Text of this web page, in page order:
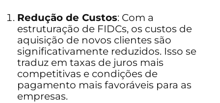
Redução de Custos: Com a
estruturação de FIDCs, os custos de
aquisição de novos clientes são
significativamente reduzidos. Isso se
traduz em taxas de juros mais
competitivas e condições de
pagamento mais favoráveis para as
empresas.